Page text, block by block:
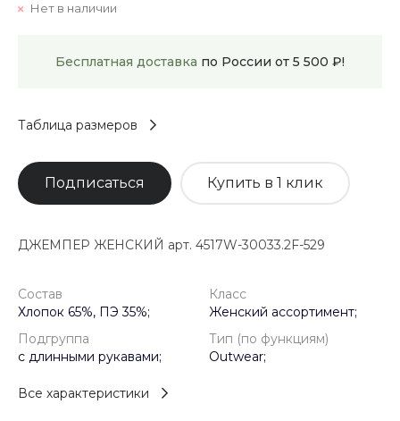
Нет в наличии
Бесплатная доставка по России от 5 500 ₽!
Таблица размеров
Подписаться Купить в 1 клик
ДЖЕМПЕР ЖЕНСКИЙ арт. 4517W-30033.2F-529
Состав
Хлопок 65%, ПЭ 35%;
Класс
Женский ассортимент;
Подгруппа
с длинными рукавами;
Тип (по функциям)
Outwear;
Все характеристики